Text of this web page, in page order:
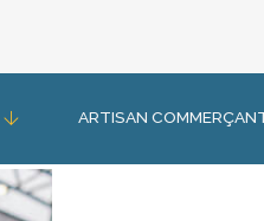
ARTISAN